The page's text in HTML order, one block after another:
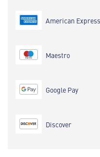
American Express
Maestro
Google Pay
Discover